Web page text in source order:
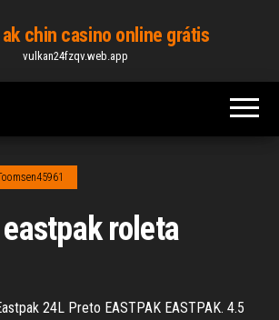
ak chin casino online grátis
vulkan24fzqv.web.app
roleta
24L Preto EASTPAK EASTPAK. 4.5